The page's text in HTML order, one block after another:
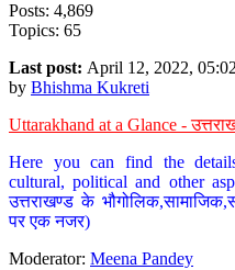
Posts: 4,869
Topics: 65
Last post: April 12, 2022,
by Bhishma Kukreti
Uttarakhand at a Glance -
Here you can find the
cultural, political and other
उत्तराखण्ड के
पर एक नजर)
Moderator: Meena Pandey